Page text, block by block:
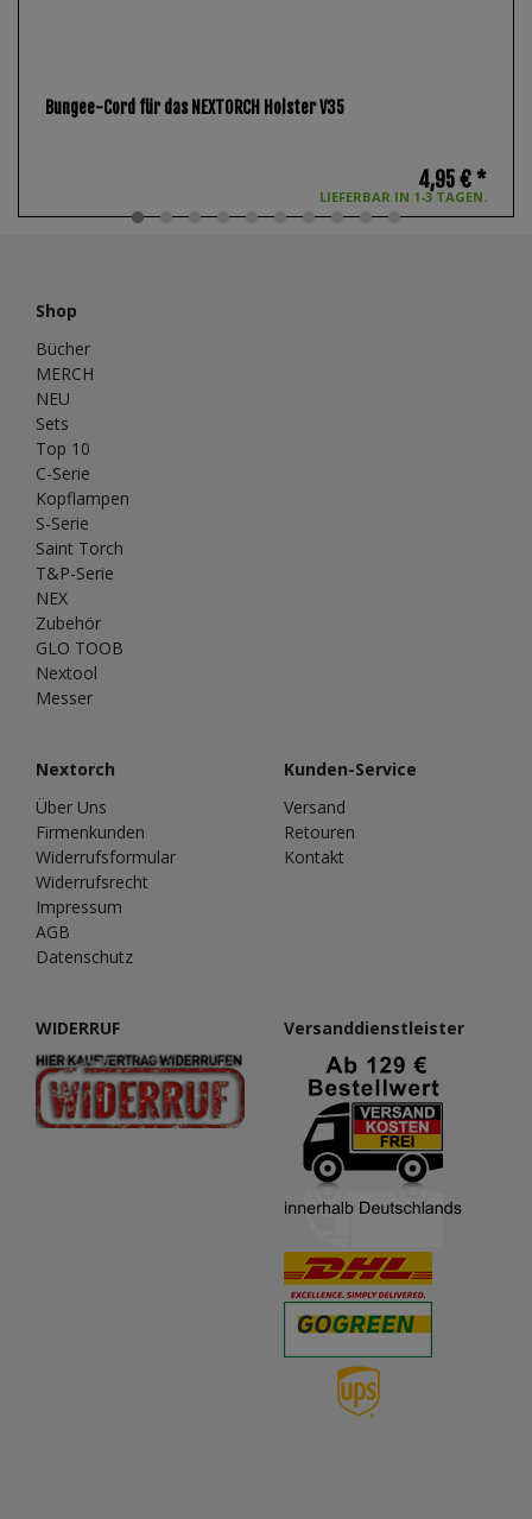
Bungee-Cord für das NEXTORCH Holster V35
LIEFERBAR IN 1-3 TAGEN.
4,95 € *
Shop
Bücher
MERCH
NEU
Sets
Top 10
C-Serie
Kopflampen
S-Serie
Saint Torch
T&P-Serie
NEX
Zubehör
GLO TOOB
Nextool
Messer
Nextorch
Über Uns
Firmenkunden
Widerrufsformular
Widerrufsrecht
Impressum
AGB
Datenschutz
Kunden-Service
Versand
Retouren
Kontakt
WIDERRUF Versanddienstleister